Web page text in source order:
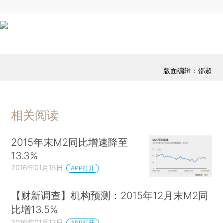
版面编辑：邵超
相关阅读
2015年末M2同比增速降至
13.3%
2016年01月15日 APP打开
【财新调查】机构预测：2015年12月末M2同
比增13.5%